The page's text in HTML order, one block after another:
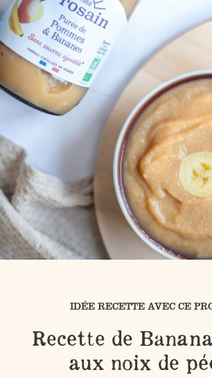
IDÉE RECETTE AVEC CE
Recette de
aux noix de